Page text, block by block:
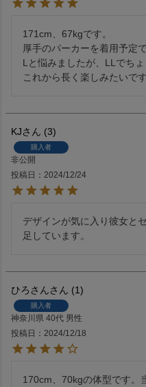
171cm、67kgです。
厚手のパーカーを着用予定
Lと悩みましたが、LLでちょ
これから長く楽しみたいです
KJ 3
購入者
非公開
投稿日
2024/12/24
デザインが気に入り彼女と
足しています。
ひろさん 1
購入者
神奈川県 40代 男性
投稿日
2024/12/18
170cm、70kgの体型です。